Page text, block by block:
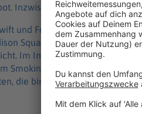
Inzwischen heißt es dort:
und Football-Profi Travis
Square Garden das Ja-
Im Interview mit dem
Smoking vor den
die binnen 24 Stunden